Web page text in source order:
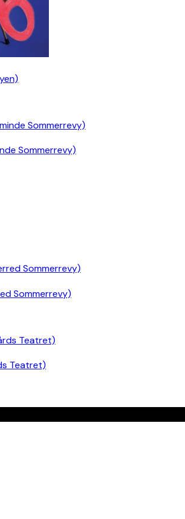
Sommerrevy)
Sommerrevy)
Teatret)